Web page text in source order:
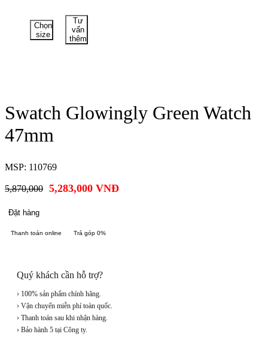
Chọn
size
Tư
vấn
thêm
Swatch Glowingly Green Watch
47mm
MSP: 110769
5,870,000 5,283,000 VNĐ
Đặt hàng
Thanh toán online Trả góp 0%
Quý khách cần hỗ trợ?
› 100% sản phẩm chính hãng.
› Vận chuyển miễn phí toàn quốc.
› Thanh toán sau khi nhận hàng.
› Bảo hành 5 tại Công ty.